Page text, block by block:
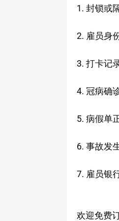
1. 封锁或
2. 雇员身
3. 打卡记
4. 冠病确
5. 病假单
6. 事故发
7. 雇员银
欢迎免费